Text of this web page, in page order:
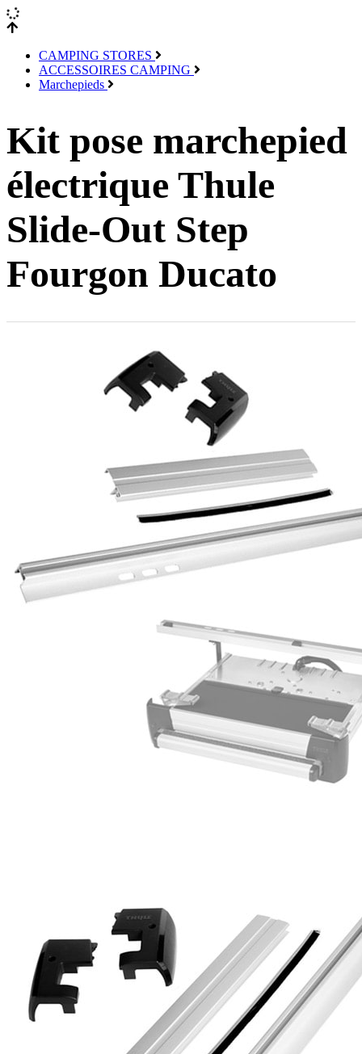
CAMPING STORES
ACCESSOIRES CAMPING
Marchepieds
Kit pose marchepied
électrique Thule
Slide-Out Step
Fourgon Ducato